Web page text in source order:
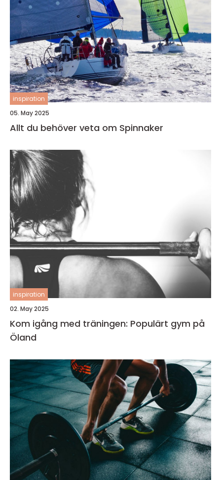
inspiration
05. May 2025
Allt du behöver veta om Spinnaker
inspiration
02. May 2025
Kom igång med träningen: Populärt gym på
Öland